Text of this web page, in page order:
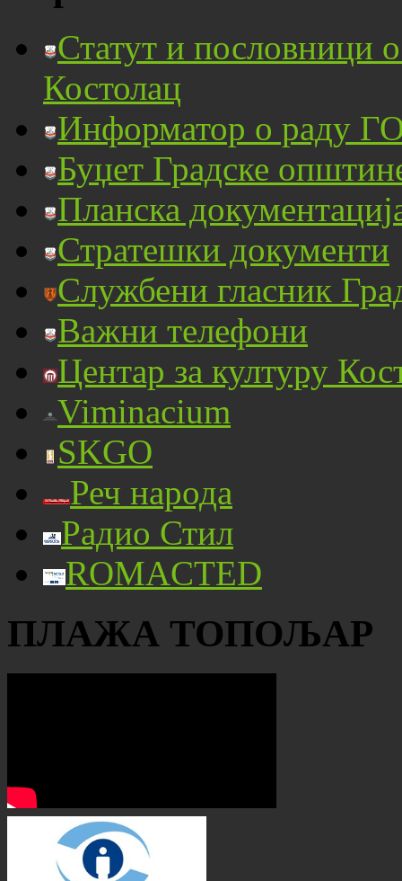
Статут и пословници
Костолац
Информатор о раду
Буџет Градске
Планска
Стратешки документи
Службени гласник
Важни телефони
Центар за културу
Viminacium
SKGO
Реч народа
Радио Стил
ROMACTED
ПЛАЖА ТОПОЉАР